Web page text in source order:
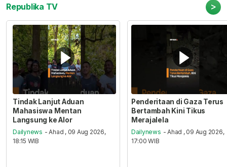
Republika TV >
Tindak Lanjut Aduan
Mahasiswa Mentan
Langsung ke Alor
Dailynews - Ahad , 09 Aug 2026,
18:15 WIB
Penderitaan di Gaza Terus
Bertambah Kini Tikus
Merajalela
Dailynews - Ahad , 09 Aug 2026,
17:00 WIB